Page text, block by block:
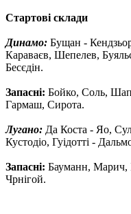
Стартові склади
Динамо: Бущан -
Караваєв, Шепелев,
Бесєдін.
Запасні: Бойко, Соль,
Гармаш, Сирота.
Лугано: Да Коста - Яо,
Кустодіо, Гуідотті -
Запасні: Бауманн, Марич,
Чрнігой.